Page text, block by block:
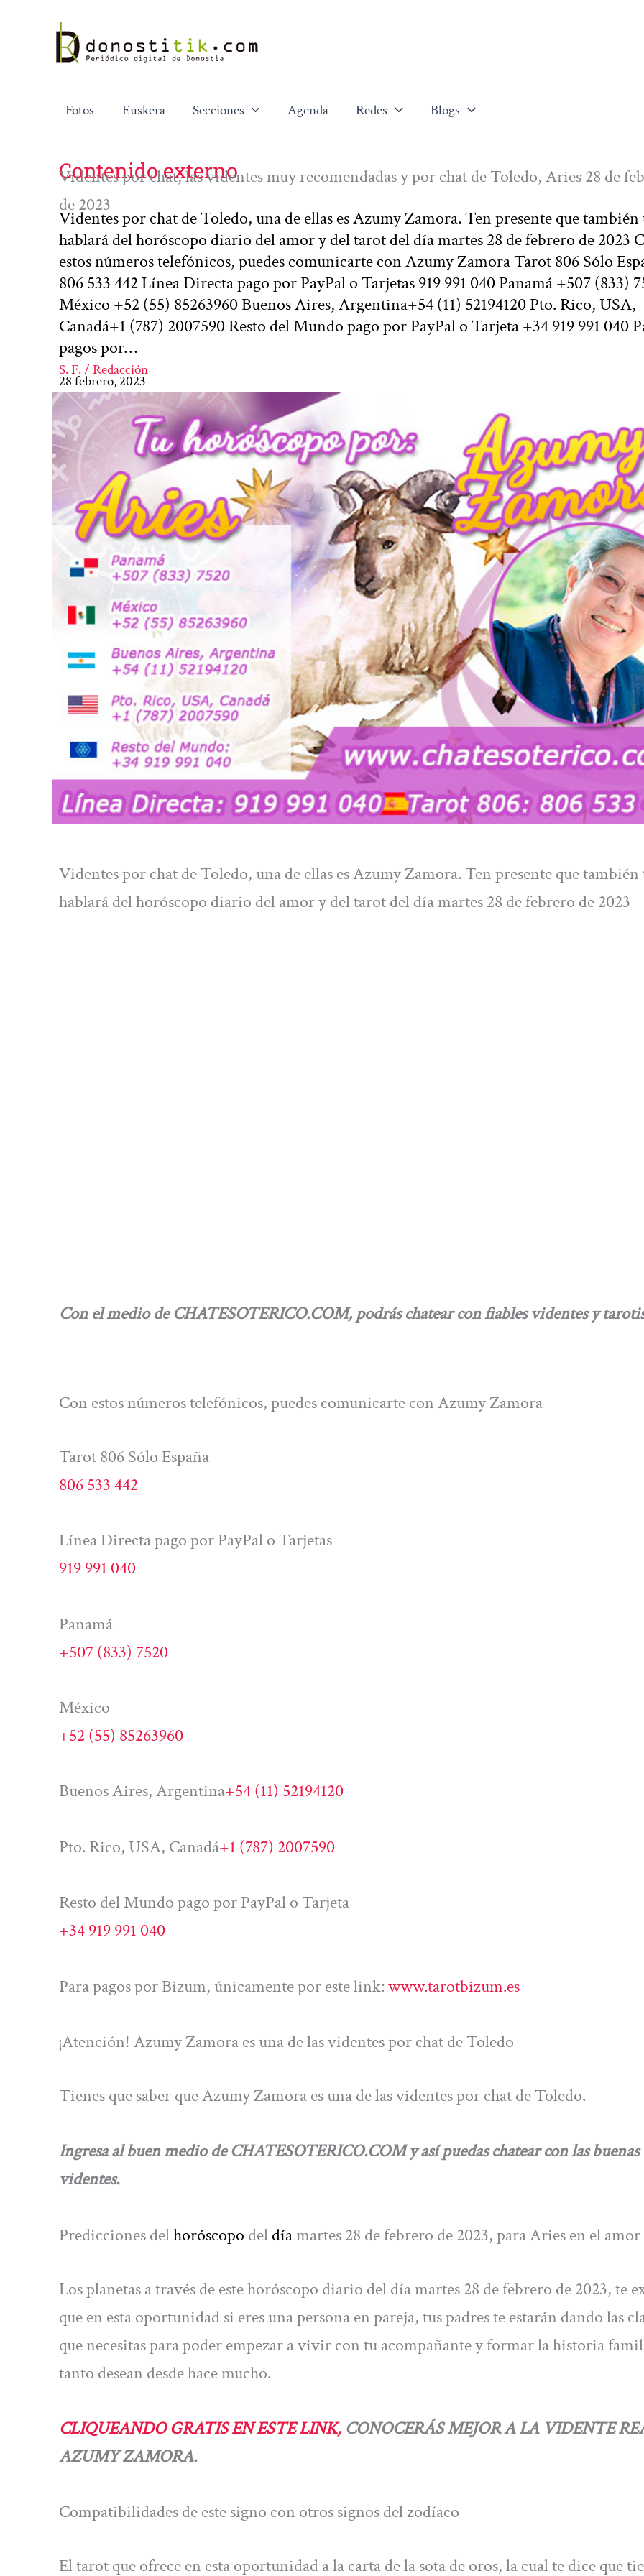
contenido
Fotos Euskera Secciones Agenda Redes Blogs
Contenido externo
Videntes por chat, las videntes muy recomendadas y por chat de Toledo, Aries 28 de
de 2023
Videntes por chat de Toledo, una de ellas es Azumy Zamora. Ten presente que también
hablará del horóscopo diario del amor y del tarot del día martes 28 de febrero de 2023
estos números telefónicos, puedes comunicarte con Azumy Zamora Tarot 806 Sólo
806 533 442 Línea Directa pago por PayPal o Tarjetas 919 991 040 Panamá +507 (833)
México +52 (55) 85263960 Buenos Aires, Argentina+54 (11) 52194120 Pto. Rico, USA,
Canadá+1 (787) 2007590 Resto del Mundo pago por PayPal o Tarjeta +34 919 991 040
pagos por…
S. F. / Redacción
28 febrero, 2023
Videntes por chat de Toledo, una de ellas es Azumy Zamora. Ten presente que también
hablará del horóscopo diario del amor y del tarot del día martes 28 de febrero de 2023
Con el medio de CHATESOTERICO.COM, podrás chatear con fiables videntes y
Con estos números telefónicos, puedes comunicarte con Azumy Zamora
Tarot 806 Sólo España
806 533 442
Línea Directa pago por PayPal o Tarjetas
919 991 040
Panamá
+507 (833) 7520
México
+52 (55) 85263960
Buenos Aires, Argentina+54 (11) 52194120
Pto. Rico, USA, Canadá+1 (787) 2007590
Resto del Mundo pago por PayPal o Tarjeta
+34 919 991 040
Para pagos por Bizum, únicamente por este link:www.tarotbizum.es
¡Atención! Azumy Zamora es una de las videntes por chat de Toledo
Tienes que saber que Azumy Zamora es una de las videntes por chat de Toledo.
Ingresa al buen medio de CHATESOTERICO.COM y así puedas chatear con las buenas
videntes.
Predicciones delhoróscopo deldíamartes 28 de febrero de 2023, para Aries en el amor
Los planetas a través de este horóscopo diario del día martes 28 de febrero de 2023, te
que en esta oportunidad si eres una persona en pareja, tus padres te estarán dando las
que necesitas para poder empezar a vivir con tu acompañante y formar la historia
tanto desean desde hace mucho.
CLIQUEANDO GRATIS EN ESTE LINK, CONOCERÁS MEJOR A LA VIDENTE
AZUMY ZAMORA.
Compatibilidades de este signo con otros signos del zodíaco
El tarot que ofrece en esta oportunidad a la carta de la sota de oros, la cual te dice que